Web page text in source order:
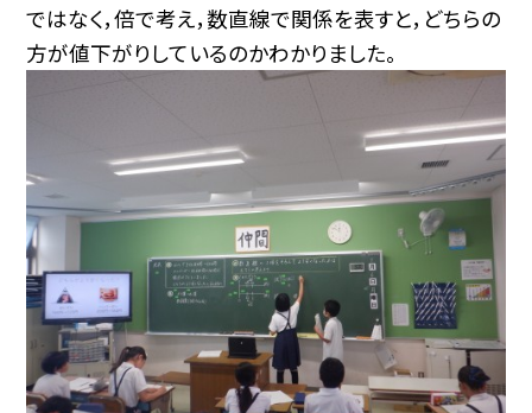
ではなく，倍で考え，数直線で関係を表すと，どちらの
方が値下がりしているのかわかりました。